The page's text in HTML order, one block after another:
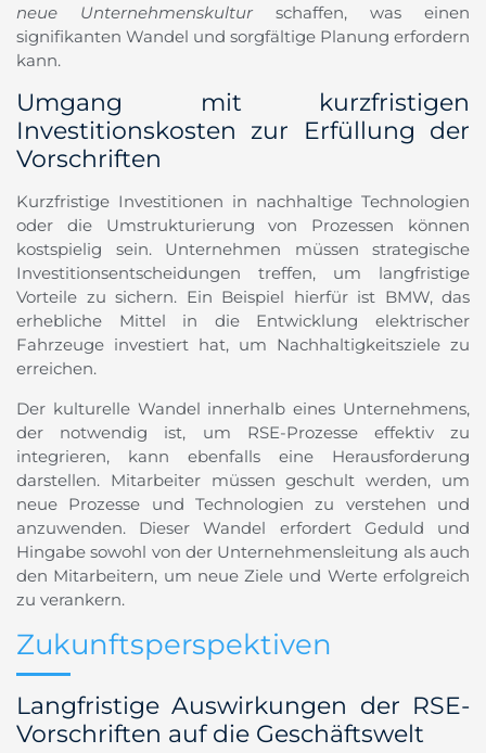
neue Unternehmenskulturschaffen, was einen
signifikanten Wandel und sorgfältige Planung erfordern
kann.
Umgang mit kurzfristigen
Investitionskosten zur Erfüllung der
Vorschriften
Kurzfristige Investitionen in nachhaltige Technologien
oder die Umstrukturierung von Prozessen können
kostspielig sein. Unternehmen müssen strategische
Investitionsentscheidungen treffen, um langfristige
Vorteile zu sichern. Ein Beispiel hierfür ist BMW, das
erhebliche Mittel in die Entwicklung elektrischer
Fahrzeuge investiert hat, um Nachhaltigkeitsziele zu
erreichen.
Der kulturelle Wandel innerhalb eines Unternehmens,
der notwendig ist, um RSE-Prozesse effektiv zu
integrieren, kann ebenfalls eine Herausforderung
darstellen. Mitarbeiter müssen geschult werden, um
neue Prozesse und Technologien zu verstehen und
anzuwenden. Dieser Wandel erfordert Geduld und
Hingabe sowohl von der Unternehmensleitung als auch
den Mitarbeitern, um neue Ziele und Werte erfolgreich
zu verankern.
Zukunftsperspektiven
Langfristige Auswirkungen der RSE-
Vorschriften auf die Geschäftswelt